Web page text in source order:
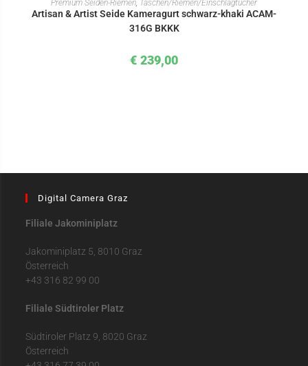
Premium Seiden-Riemen, Taschen/Riemen/Einschlagtücher
Artisan & Artist Seide Kameragurt schwarz-khaki ACAM-
316G BKKK
€ 239,00
Digital Camera Graz
Filiale Jakominiplatz
Jakominiplatz 5, 8010 Graz
Österreich
+43 316 82 99 00
Filiale Südtiroler Platz
Südtiroler Platz 9, 8020 Graz
Österreich